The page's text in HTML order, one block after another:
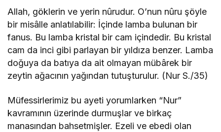
Allah, göklerin ve yerin nûrudur. O’nun nûru şöyle
bir misâlle anlatılabilir: İçinde lamba bulunan bir
fanus. Bu lamba kristal bir cam içindedir. Bu kristal
cam da inci gibi parlayan bir yıldıza benzer. Lamba
doğuya da batıya da ait olmayan mübârek bir
zeytin ağacının yağından tutuşturulur. (Nur S./35)
Müfessirlerimiz bu ayeti yorumlarken “Nur”
kavramının üzerinde durmuşlar ve birkaç
manasından bahsetmişler. Ezeli ve ebedi olan